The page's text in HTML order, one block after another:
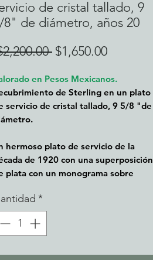
de cristal tallado, 9
8" de diámetro, años 20
Precio
$1,650.00Precio
oferta
en Pesos Mexicanos.
de Sterling en un plato
servicio de cristal tallado, 9 5/8 "de
hermoso plato de servicio de la
de 1920 con una superposición
plata con un monograma sobre
buena condicion.
*